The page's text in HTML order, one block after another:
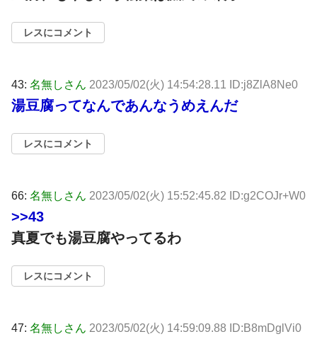
レスにコメント
43: 名無しさん 2023/05/02(火) 14:54:28.11 ID:j8ZlA8Ne0
湯豆腐ってなんであんなうめえんだ
レスにコメント
66: 名無しさん 2023/05/02(火) 15:52:45.82 ID:g2COJr+W0
>>43
真夏でも湯豆腐やってるわ
レスにコメント
47: 名無しさん 2023/05/02(火) 14:59:09.88 ID:B8mDglVi0